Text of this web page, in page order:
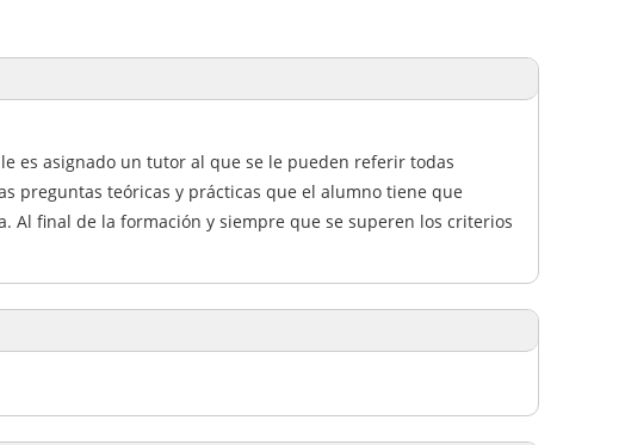
es asignado un tutor al que se le pueden referir todas
preguntas teóricas y prácticas que el alumno tiene que
Al final de la formación y siempre que se superen los criterios